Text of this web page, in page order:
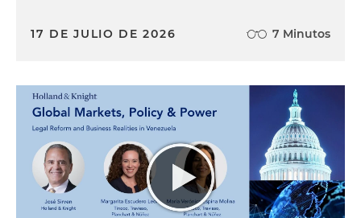
17 DE JULIO DE 2026 7 Minutos